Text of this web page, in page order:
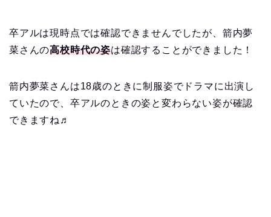
卒アルは現時点では確認できませんでしたが、箭内夢
菜さんの高校時代の姿は確認することができました！
箭内夢菜さんは18歳のときに制服姿でドラマに出演し
ていたので、卒アルのときの姿と変わらない姿が確認
できますね♬